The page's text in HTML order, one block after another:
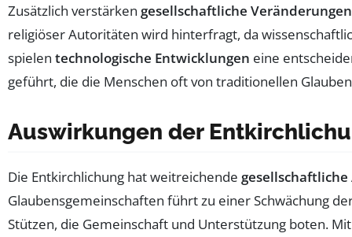
Zusätzlich verstärken gesellschaftliche Veränderungen
religiöser Autoritäten wird hinterfragt, da
spielen technologische Entwicklungen eine
geführt, die die Menschen oft von traditionellen
Auswirkungen der
Die Entkirchlichung hat weitreichende
Glaubensgemeinschaften führt zu einer Schwächung
Stützen, die Gemeinschaft und Unterstützung boten.